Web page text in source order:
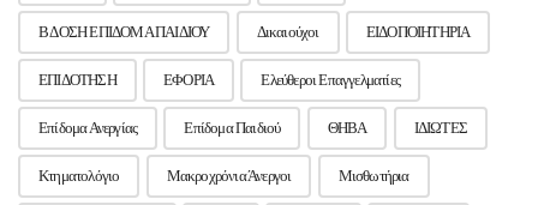
Β ΔΟΣΗ ΕΠΙΔΟΜΑ ΠΑΙΔΙΟΥ Δικαιούχοι ΕΙΔΟΠΟΙΗΤΗΡΙΑ
ΕΠΙΔΟΤΗΣΗ ΕΦΟΡΙΑ Ελεύθεροι Επαγγελματίες
Επίδομα Ανεργίας Επίδομα Παιδιού ΘΗΒΑ ΙΔΙΩΤΕΣ
Κτηματολόγιο Μακροχρόνια Άνεργοι Μισθωτήρια